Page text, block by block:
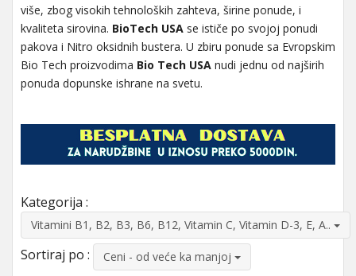
više, zbog visokih tehnoloških zahteva, širine ponude, i
kvaliteta sirovina. BioTech USA se ističe po svojoj ponudi
pakova i Nitro oksidnih bustera. U zbiru ponude sa Evropskim
Bio Tech proizvodima Bio Tech USA nudi jednu od najširih
ponuda dopunske ishrane na svetu.
Kategorija :
Vitamini B1, B2, B3, B6, B12, Vitamin C, Vitamin D-3, E, A..
Sortiraj po : Ceni - od veće ka manjoj